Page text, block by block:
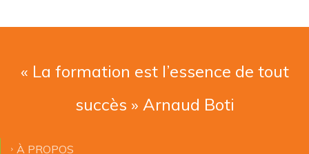
« La formation est l’essence de tout
succès » Arnaud Boti
À PROPOS